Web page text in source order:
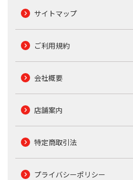
サイトマップ
ご利用規約
会社概要
店舗案内
特定商取引法
プライバシーポリシー